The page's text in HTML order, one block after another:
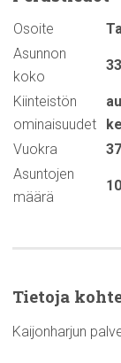
Osoite
Asunnon
koko
Kiinteistön
ominaisuudet
Vuokra
Asuntojen
määrä
10
Tietoja
Kaijonharjun